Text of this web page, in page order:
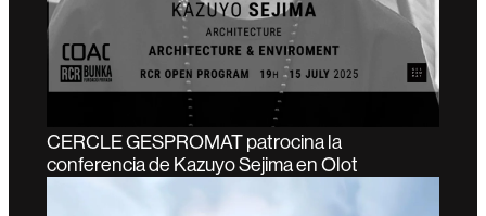
CERCLE GESPROMAT patrocina la
conferencia de Kazuyo Sejima en Olot